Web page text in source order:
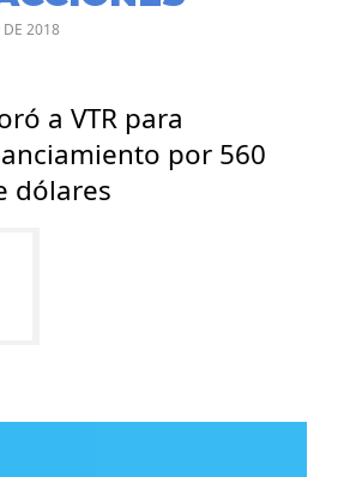
DE 2018
a VTR para
por 560
dólares